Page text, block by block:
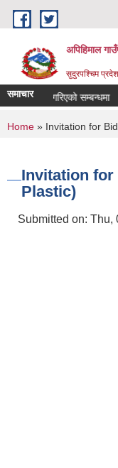
Skip to main content
अपिहिमाल
सुदुरपश्चिम
समाचार गरिएको सम्बन्धमा
You are
Home » Invitation for
Invitation for
Plastic)
Submitted on: Thu,